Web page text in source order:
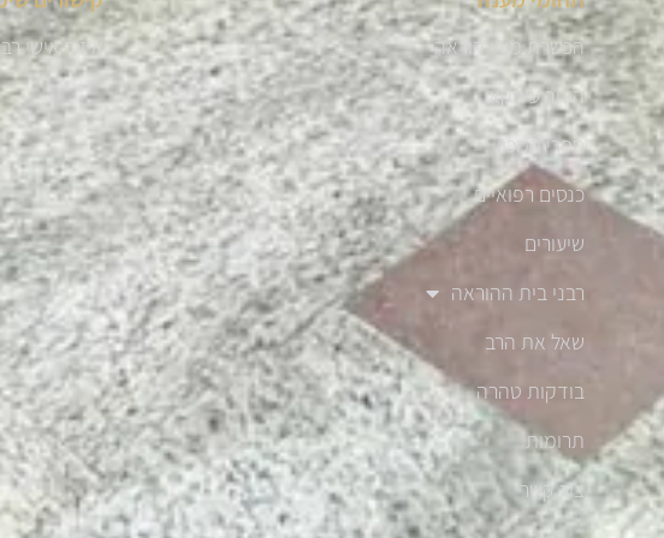
הכשרת מורי הוראה
היתר עיסקא
ספרי המכון
כנסים רפואיים
שיעורים
רבני בית ההוראה
שאל את הרב
בודקות טהרה
תרומות
צור קשר
איזור אישי